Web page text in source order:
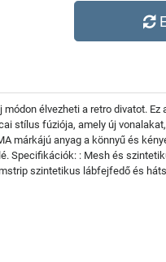
élvezheti a retro divatot.
stílus fúziója, amely új
márkájú anyag a könnyű és
Specifikációk: : Mesh és
szintetikus lábfejfedő és